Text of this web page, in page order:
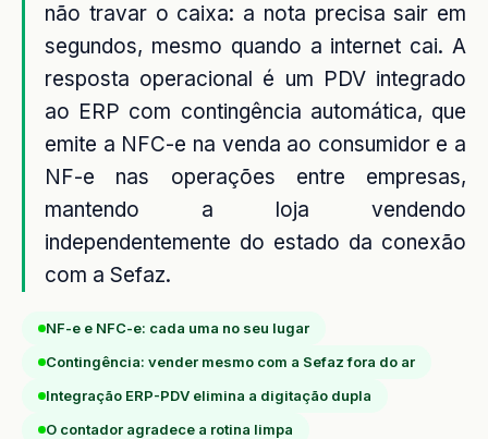
não travar o caixa: a nota precisa sair em
segundos, mesmo quando a internet cai. A
resposta operacional é um PDV integrado
ao ERP com contingência automática, que
emite a NFC-e na venda ao consumidor e a
NF-e nas operações entre empresas,
mantendo a loja vendendo
independentemente do estado da conexão
com a Sefaz.
NF-e e NFC-e: cada uma no seu lugar
Contingência: vender mesmo com a Sefaz fora do ar
Integração ERP-PDV elimina a digitação dupla
O contador agradece a rotina limpa